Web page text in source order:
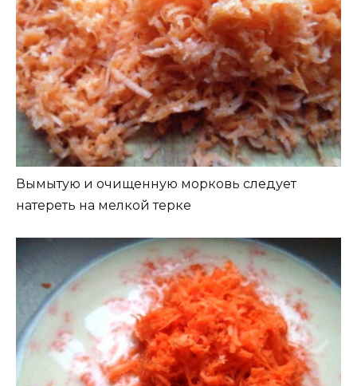
Вымытую и очищенную морковь следует
натереть на мелкой терке